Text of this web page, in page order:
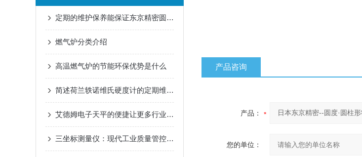
定期的维护保养能保证东京精密圆度仪的测量精度
燃气炉分类介绍
高温燃气炉的节能环保优势是什么
简述荷兰轶诺维氏硬度计的定期维护保养方法
艾德姆电子天平的便捷让更多行业都选择了它
三坐标测量仪：现代工业质量管控的关键计量设备
产品咨询
产品：
您的单位：